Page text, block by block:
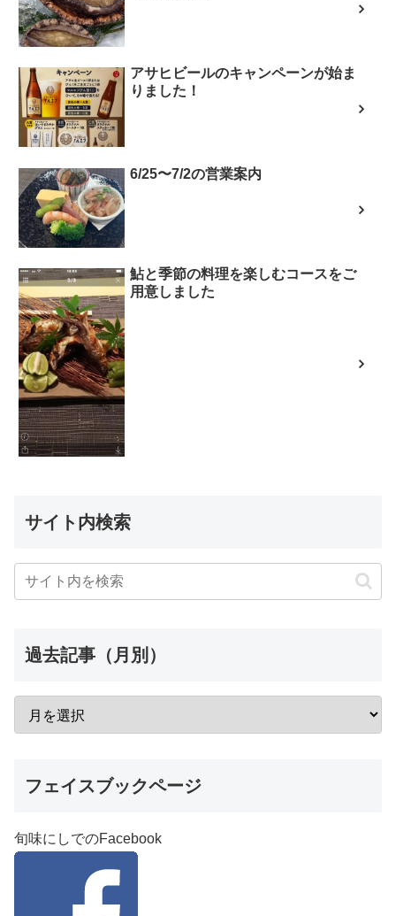
アサヒビールのキャンペーンが始ま
りました！
6/25〜7/2の営業案内
鮎と季節の料理を楽しむコースをご
用意しました
サイト内検索
過去記事（月別）
フェイスブックページ
旬味にしでのFacebook